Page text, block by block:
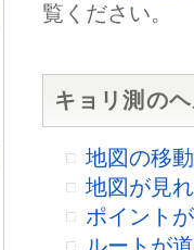
覧ください。
キョリ測の
地図の移
地図が見
ポイント